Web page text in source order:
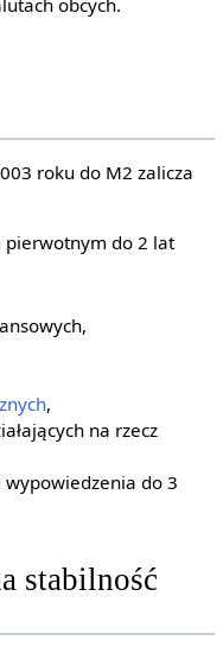
roku do M2 zalicza
pierwotnym do 2 lat
,
na rzecz
do 3
stabilność